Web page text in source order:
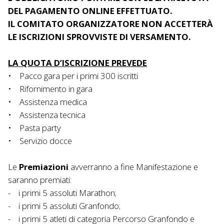
DEL PAGAMENTO ONLINE EFFETTUATO.
IL COMITATO ORGANIZZATORE NON ACCETTERÀ
LE ISCRIZIONI SPROVVISTE DI VERSAMENTO.
LA QUOTA D’ISCRIZIONE PREVEDE
• Pacco gara per i primi 300 iscritti
• Rifornimento in gara
• Assistenza medica
• Assistenza tecnica
• Pasta party
• Servizio docce
Le Premiazioni avverranno a fine Manifestazione e
saranno premiati:
- i primi 5 assoluti Marathon;
- i primi 5 assoluti Granfondo;
- i primi 5 atleti di categoria Percorso Granfondo e